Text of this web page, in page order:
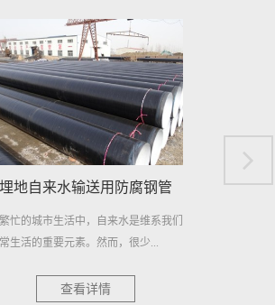
地埋供水用防腐螺旋钢管
供水用防腐螺旋钢管——高效稳定，
耐用 在现代城市供水系统中...
查看详情
城市